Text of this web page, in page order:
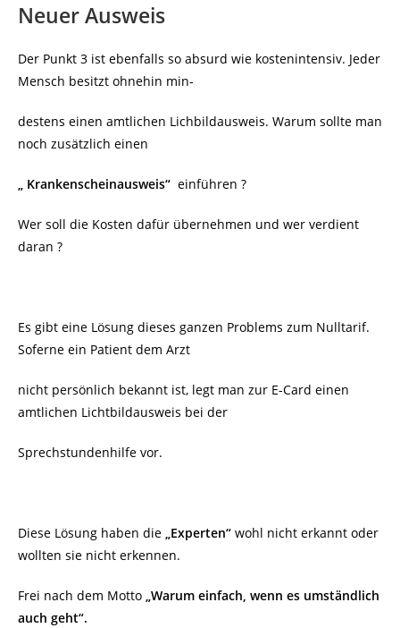
Neuer Ausweis
Der Punkt 3 ist ebenfalls so absurd wie kostenintensiv. Jeder
Mensch besitzt ohnehin min-
destens einen amtlichen Lichbildausweis. Warum sollte man
noch zusätzlich einen
„ Krankenscheinausweis“ einführen ?
Wer soll die Kosten dafür übernehmen und wer verdient
daran ?
Es gibt eine Lösung dieses ganzen Problems zum Nulltarif.
Soferne ein Patient dem Arzt
nicht persönlich bekannt ist, legt man zur E-Card einen
amtlichen Lichtbildausweis bei der
Sprechstundenhilfe vor.
Diese Lösung haben die „Experten“ wohl nicht erkannt oder
wollten sie nicht erkennen.
Frei nach dem Motto „Warum einfach, wenn es umständlich
auch geht“.